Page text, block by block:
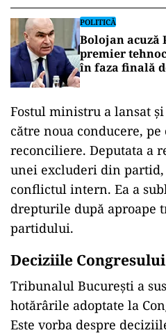
POLITICĂ
Bolojan acuză
premier
în faza finală
Fostul ministru a lansat
către noua conducere, pe
reconciliere. Deputata a
unei excluderi din partid,
conflictul intern. Ea a
drepturile după aproape
partidului.
Deciziile
Tribunalul București a
hotărârile adoptate la
Este vorba despre